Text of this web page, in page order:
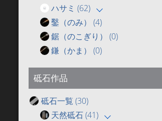
ハサミ (62)
鑿（のみ） (4)
鋸（のこぎり） (0)
鎌（かま） (0)
砥石作品
砥石一覧 (30)
天然砥石(41)